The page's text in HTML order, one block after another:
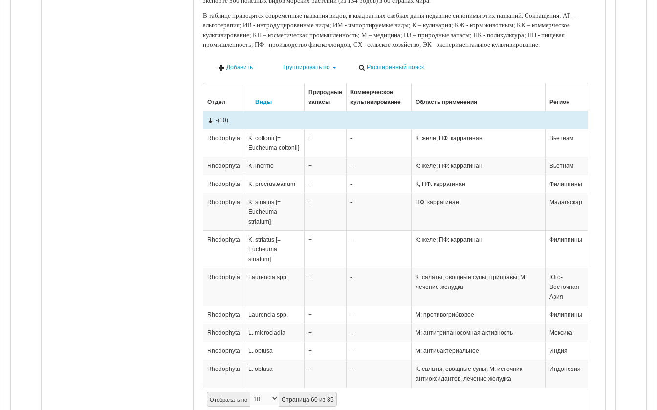
В таблице приводятся современные названия видов, в квадратных скобках даны недавние синонимы этих названий. Сокращения: АТ –
альготерапия; ИВ - интродуцированные виды; ИМ - импортируемые виды; К – кулинария; КЖ - корм животным; КК – коммерческое
культивирование; КП – косметическая промышленность; М – медицина; ПЗ – природные запасы; ПК - поликультура; ПП - пищевая
промышленность; ПФ - производство фикоколлоидов; СХ - сельское хозяйство; ЭК - экспериментальное культивирование.
Добавить Группировать по Расширенный поиск
Отдел Виды
Природные
запасы
Коммерческое
культивирование
Область применения Регион
Отображать по Страница 60 из 85
-(10)
Rhodophyta
K. cottonii [=
Eucheuma cottonii]
+ - К: желе; ПФ: каррагинан Вьетнам
Rhodophyta K. inerme + - К: желе; ПФ: каррагинан Вьетнам
Rhodophyta K. procrusteanum + - К; ПФ: каррагинан Филиппины
Rhodophyta
K. striatus [=
Eucheuma
striatum]
+ - ПФ: каррагинан Мадагаскар
Rhodophyta
K. striatus [=
Eucheuma
striatum]
+ - К: желе; ПФ: каррагинан Филиппины
Rhodophyta Laurencia spp. + -
К: салаты, овощные супы, приправы; М:
лечение желудка
Юго-
Восточная
Азия
Rhodophyta Laurencia spp. + - М: противогрибковое Филиппины
Rhodophyta L. microcladia + - М: антитрипаносомная активность Мексика
Rhodophyta L. obtusa + - М: антибактериальное Индия
Rhodophyta L. obtusa + -
К: салаты, овощные супы; М: источник
антиоксидантов, лечение желудка
Индонезия